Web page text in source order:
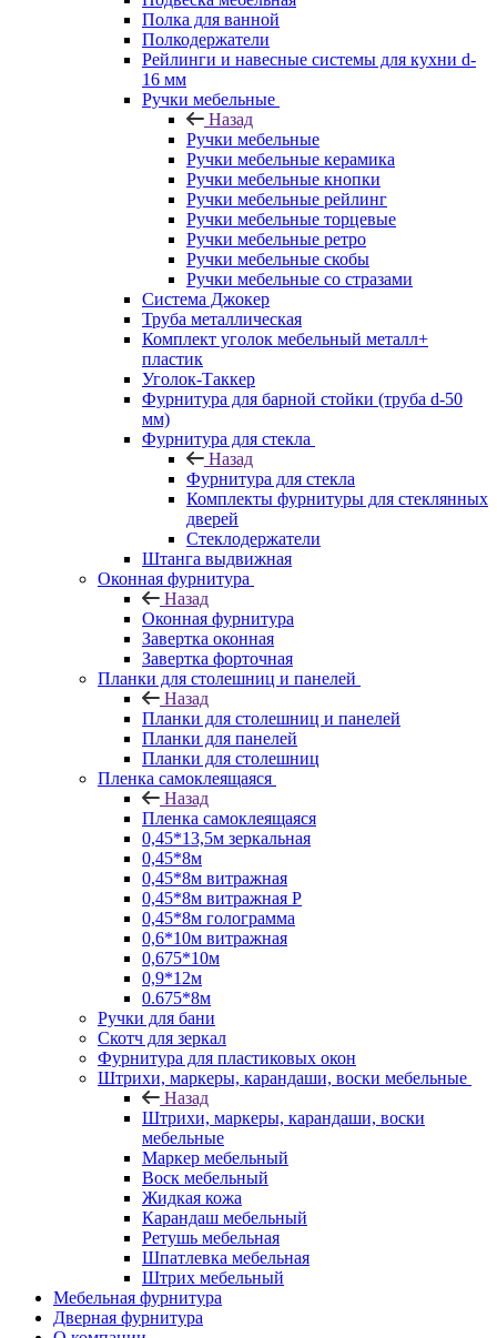
Полка для ванной
Полкодержатели
Рейлинги и навесные системы для кухни d-
16 мм
Ручки мебельные
Назад
Ручки мебельные
Ручки мебельные керамика
Ручки мебельные кнопки
Ручки мебельные рейлинг
Ручки мебельные торцевые
Ручки мебельные ретро
Ручки мебельные скобы
Ручки мебельные со стразами
Система Джокер
Труба металлическая
Комплект уголок мебельный металл+
пластик
Уголок-Таккер
Фурнитура для барной стойки (труба d-50
мм)
Фурнитура для стекла
Назад
Фурнитура для стекла
Комплекты фурнитуры для стеклянных
дверей
Стеклодержатели
Штанга выдвижная
Оконная фурнитура
Назад
Оконная фурнитура
Завертка оконная
Завертка форточная
Планки для столешниц и панелей
Назад
Планки для столешниц и панелей
Планки для панелей
Планки для столешниц
Пленка самоклеящаяся
Назад
Пленка самоклеящаяся
0,45*13,5м зеркальная
0,45*8м
0,45*8м витражная
0,45*8м витражная Р
0,45*8м голограмма
0,6*10м витражная
0,675*10м
0,9*12м
0.675*8м
Ручки для бани
Скотч для зеркал
Фурнитура для пластиковых окон
Штрихи, маркеры, карандаши, воски мебельные
Назад
Штрихи, маркеры, карандаши, воски
мебельные
Маркер мебельный
Воск мебельный
Жидкая кожа
Карандаш мебельный
Ретушь мебельная
Шпатлевка мебельная
Штрих мебельный
Мебельная фурнитура
Дверная фурнитура